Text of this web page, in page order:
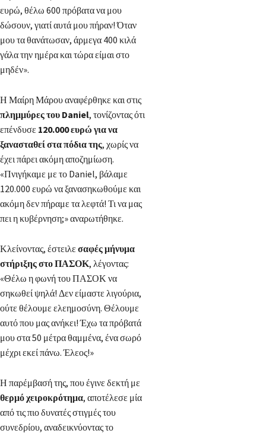
ευρώ, θέλω 600 πρόβατα να μου
δώσουν, γιατί αυτά μου πήραν! Όταν
μου τα θανάτωσαν, άρμεγα 400 κιλά
γάλα την ημέρα και τώρα είμαι στο
μηδέν».
Η Μαίρη Μάρου αναφέρθηκε και στις
πλημμύρες του Daniel, τονίζοντας ότι
επένδυσε 120.000 ευρώ για να
ξανασταθεί στα πόδια της, χωρίς να
έχει πάρει ακόμη αποζημίωση.
«Πνιγήκαμε με το Daniel, βάλαμε
120.000 ευρώ να ξανασηκωθούμε και
ακόμη δεν πήραμε τα λεφτά! Τι να μας
πει η κυβέρνηση;» αναρωτήθηκε.
Κλείνοντας, έστειλε σαφές μήνυμα
στήριξης στο ΠΑΣΟΚ, λέγοντας:
«Θέλω η φωνή του ΠΑΣΟΚ να
σηκωθεί ψηλά! Δεν είμαστε λιγούρια,
ούτε θέλουμε ελεημοσύνη. Θέλουμε
αυτό που μας ανήκει! Έχω τα πρόβατά
μου στα 50 μέτρα θαμμένα, ένα σωρό
μέχρι εκεί πάνω. Έλεος!»
Η παρέμβασή της, που έγινε δεκτή με
θερμό χειροκρότημα, αποτέλεσε μία
από τις πιο δυνατές στιγμές του
συνεδρίου, αναδεικνύοντας το